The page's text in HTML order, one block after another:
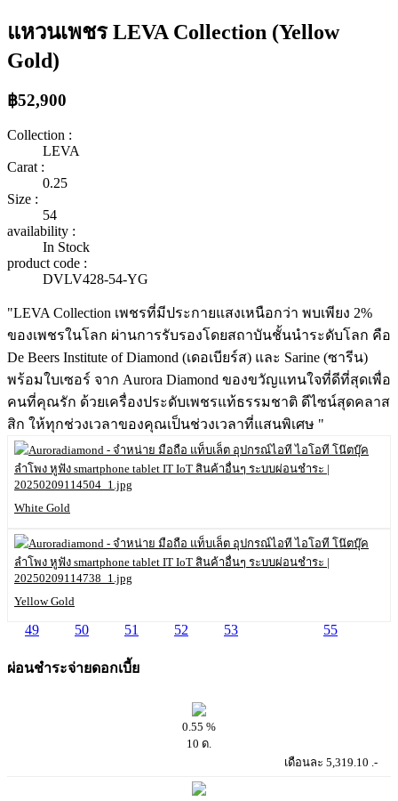
แหวนเพชร LEVA Collection (Yellow
Gold)
฿52,900
Collection :
LEVA
Carat :
0.25
Size :
54
availability :
In Stock
product code :
DVLV428-54-YG
"LEVA Collection เพชรที่มีประกายแสงเหนือกว่า พบเพียง 2%
ของเพชรในโลก ผ่านการรับรองโดยสถาบันชั้นนำระดับโลก คือ
De Beers Institute of Diamond (เดอเบียร์ส) และ Sarine (ซารีน)
พร้อมใบเซอร์ จาก Aurora Diamond ของขวัญแทนใจที่ดีที่สุดเพื่อ
คนที่คุณรัก ด้วยเครื่องประดับเพชรแท้ธรรมชาติ ดีไซน์สุดคลาส
สิก ให้ทุกช่วงเวลาของคุณเป็นช่วงเวลาที่แสนพิเศษ "
White Gold
Yellow Gold
49 50 51 52 53 55
ผ่อนชำระจ่ายดอกเบี้ย
0.55 %
10 ด.
เดือนละ 5,319.10 .-